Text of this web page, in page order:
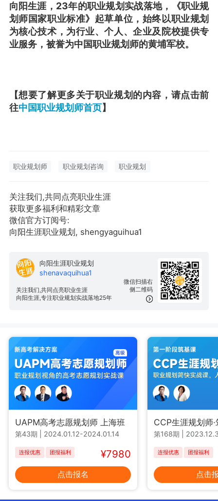
向阳生涯，23年的职业规划实战落地，《职业规
划师国家职业标准》起草单位，始终以职业规划
为核心技术，为行业、个人、企业及院校提供专
业服务，被誉为中国职业规划师的黄埔军校。
【想要了解更多关于职业规划的内容，请点击前
往中国职业规划师首页】
职业规划师 职业规划咨询 职业规划
关注我们,共同点亮职业生涯
获取更多福利和精彩文章
微信官方订阅号:
向阳生涯职业规划, shengyaguihua1
微信扫描右
侧二维码
向阳生涯职业规划
shenavaquihua1
关注我们,共同点亮职业生涯
向阳生涯,专注职业规划实战落地25年
UAPM高考志愿规划师 上海班
第43期 2024.01.12-2024.01.14
连报优惠 团报福利 ¥7980
点击报名
CCP生涯规划师
第168期
连报优惠 团报福利
点击